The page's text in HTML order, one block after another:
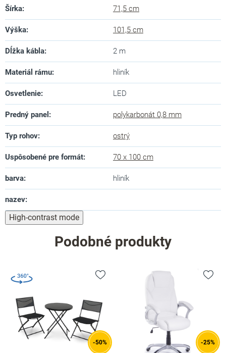
Šírka: 71,5 cm
Výška: 101,5 cm
Dĺžka kábla: 2 m
Materiál rámu: hliník
Osvetlenie: LED
Predný panel : polykarbonát 0,8 mm
Typ rohov: ostrý
Uspôsobené pre formát: 70 x 100 cm
barva: hliník
nazev:
High-contrast mode
Podobné produkty
-50% -25%